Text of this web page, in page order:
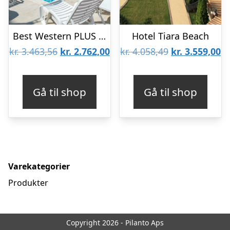
Best Western PLUS Hotel Premium Inn
kr.3.463,56 Den
var:
kr. 3.463,56.
kr. 2.762,00Den
kr. 2.762,00.
Gå til shop
Hotel Tiara Beach
kr.4.058,49 Den
var:
kr. 4.058,49.
kr. 3.559,00
Gå til shop
Varekategorier
Produkter
Copyright 2026 - Pilanto Aps